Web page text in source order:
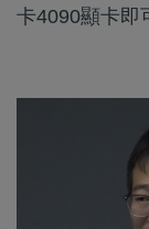
卡4090顯卡即